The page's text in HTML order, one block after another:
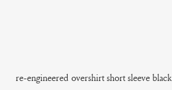
re-engineered overshirt short sleeve black